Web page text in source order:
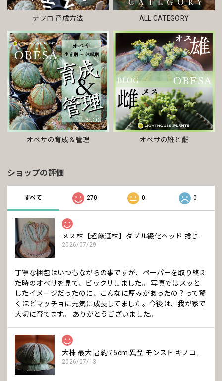
テフロ 育成方法 ALL CATEGORY
オベサの育成＆管理 オベサの雄と雌
ショップの評価
すべて 270 0 0
メス株【超厳選株】ダブル綴化ヘッド 捻じれ マウンテン モンスト オベサ / ユーフォルビア 木質化
2026/07/29
丁寧な梱包はいつもながらの事ですが、ペーパーを取り終え
た時のオベサを見て、ビックリしました。 写真ではスッと
したイメージだったのに、こんなに厚みがあったの？って驚
くほどマッチョに元気に成長してました。今後は、我が家で
大切に育てます。 ありがとうございました。
大株 最大幅 約7.5cm 異型 モンスト キノコ型 オベサ / ユーフォルビア
2026/07/13